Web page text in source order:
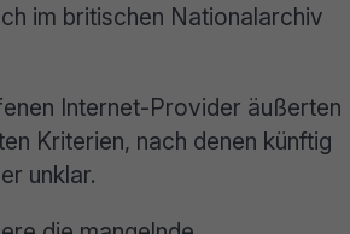
im britischen Nationalarchiv
Internet-Provider äußerten
Kriterien, nach denen künftig
unklar.